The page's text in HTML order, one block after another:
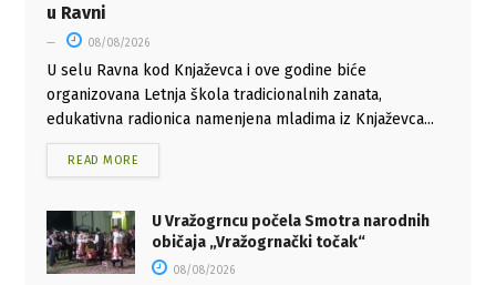
u Ravni
08/08/2026
U selu Ravna kod Knjaževca i ove godine biće
organizovana Letnja škola tradicionalnih zanata,
edukativna radionica namenjena mladima iz Knjaževca...
READ MORE
U Vražogrncu počela Smotra narodnih
običaja „Vražogrnački točak“
08/08/2026